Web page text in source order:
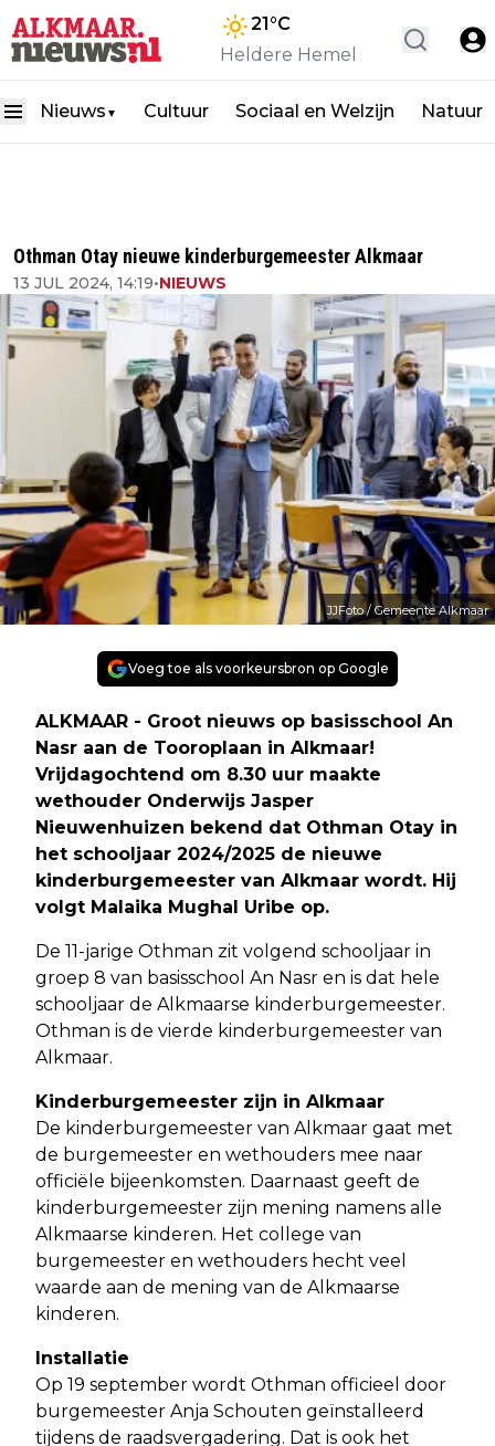
21°C
Heldere Hemel
Nieuws ▼ Cultuur Sociaal en Welzijn Natuur
Othman Otay nieuwe kinderburgemeester Alkmaar
13 JUL 2024, 14:19•NIEUWS
JJFoto / Gemeente Alkmaar
Voeg toe als voorkeursbron op Google
ALKMAAR - Groot nieuws op basisschool An
Nasr aan de Tooroplaan in Alkmaar!
Vrijdagochtend om 8.30 uur maakte
wethouder Onderwijs Jasper
Nieuwenhuizen bekend dat Othman Otay in
het schooljaar 2024/2025 de nieuwe
kinderburgemeester van Alkmaar wordt. Hij
volgt Malaika Mughal Uribe op.
De 11-jarige Othman zit volgend schooljaar in
groep 8 van basisschool An Nasr en is dat hele
schooljaar de Alkmaarse kinderburgemeester.
Othman is de vierde kinderburgemeester van
Alkmaar.
Kinderburgemeester zijn in Alkmaar
De kinderburgemeester van Alkmaar gaat met
de burgemeester en wethouders mee naar
officiële bijeenkomsten. Daarnaast geeft de
kinderburgemeester zijn mening namens alle
Alkmaarse kinderen. Het college van
burgemeester en wethouders hecht veel
waarde aan de mening van de Alkmaarse
kinderen.
Installatie
Op 19 september wordt Othman officieel door
burgemeester Anja Schouten geïnstalleerd
tijdens de raadsvergadering. Dat is ook het